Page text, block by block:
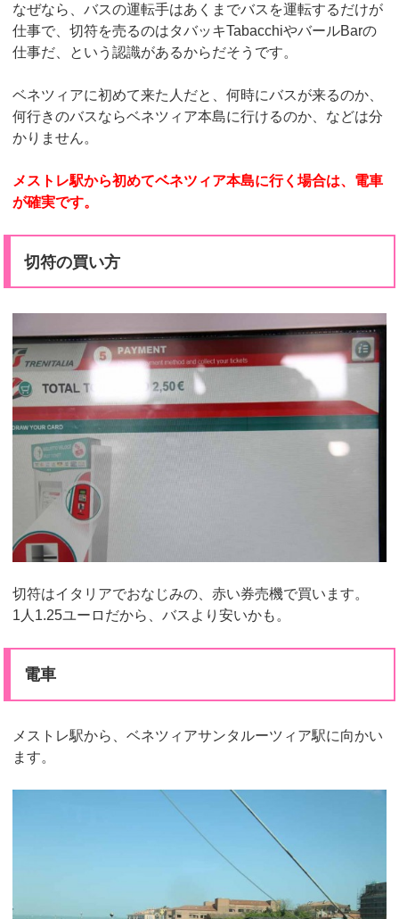
なぜなら、バスの運転手はあくまでバスを運転するだけが
仕事で、切符を売るのはタバッキTabacchiやバールBarの
仕事だ、という認識があるからだそうです。
ベネツィアに初めて来た人だと、何時にバスが来るのか、
何行きのバスならベネツィア本島に行けるのか、などは分
かりません。
メストレ駅から初めてベネツィア本島に行く場合は、電車
が確実です。
切符の買い方
切符はイタリアでおなじみの、赤い券売機で買います。
1人1.25ユーロだから、バスより安いかも。
電車
メストレ駅から、ベネツィアサンタルーツィア駅に向かい
ます。